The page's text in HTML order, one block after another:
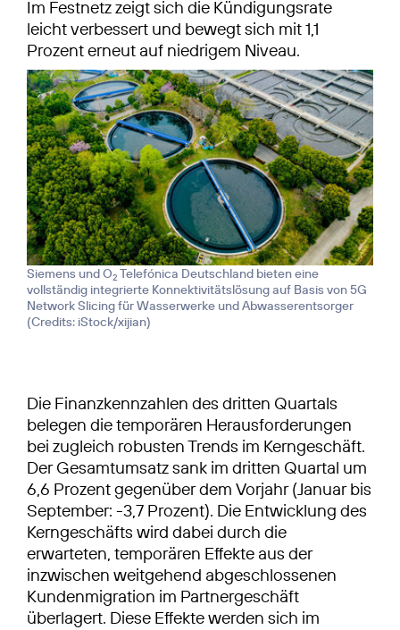
Im Festnetz zeigt sich die Kündigungsrate
leicht verbessert und bewegt sich mit 1,1
Prozent erneut auf niedrigem Niveau.
Siemens und O2 Telefónica Deutschland bieten eine
vollständig integrierte Konnektivitäts­lösung auf Basis von 5G
Network Slicing für Wasserwerke und Abwasserentsorger
(Credits: iStock/xijian)
Die Finanzkennzahlen des dritten Quartals
belegen die temporären Herausforderungen
bei zugleich robusten Trends im Kerngeschäft.
Der Gesamtumsatz sank im dritten Quartal um
6,6 Prozent gegenüber dem Vorjahr (Januar bis
September: -3,7 Prozent). Die Entwicklung des
Kerngeschäfts wird dabei durch die
erwarteten, temporären Effekte aus der
inzwischen weitgehend abgeschlossenen
Kundenmigration im Partnergeschäft
überlagert. Diese Effekte werden sich im